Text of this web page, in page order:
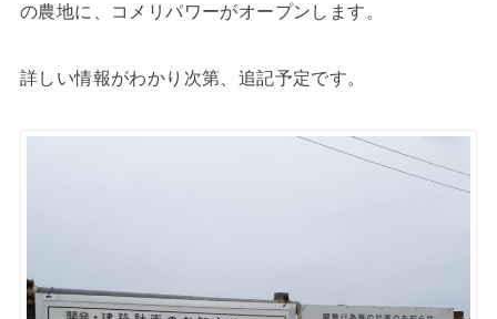
の農地に、コメリパワーがオープンします。
詳しい情報がわかり次第、追記予定です。